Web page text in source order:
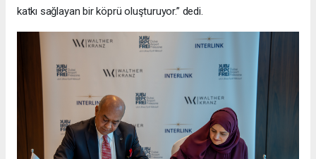
katkı sağlayan bir köprü oluşturuyor.” dedi.